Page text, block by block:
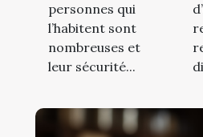
personnes qui
l’habitent sont
nombreuses et
leur sécurité...